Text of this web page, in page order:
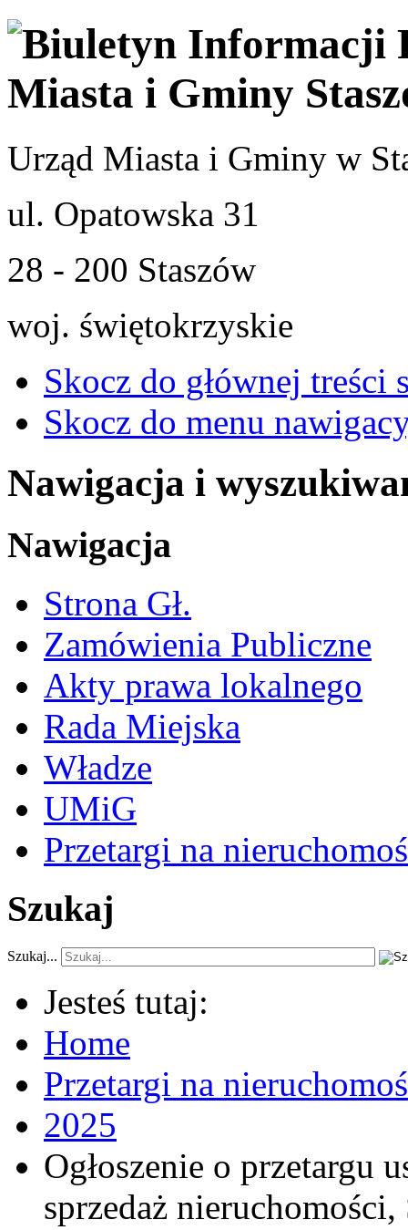
Urząd Miasta i Gminy w
ul. Opatowska 31
28 - 200 Staszów
woj. świętokrzyskie
Skocz do głównej treści
Skocz do menu
Nawigacja i
Nawigacja
Strona Gł.
Zamówienia Publiczne
Akty prawa lokalnego
Rada Miejska
Władze
UMiG
Przetargi na
Szukaj
Szukaj...
Jesteś tutaj:
Home
Przetargi na
2025
Ogłoszenie o przetargu
sprzedaż nieruchomości,